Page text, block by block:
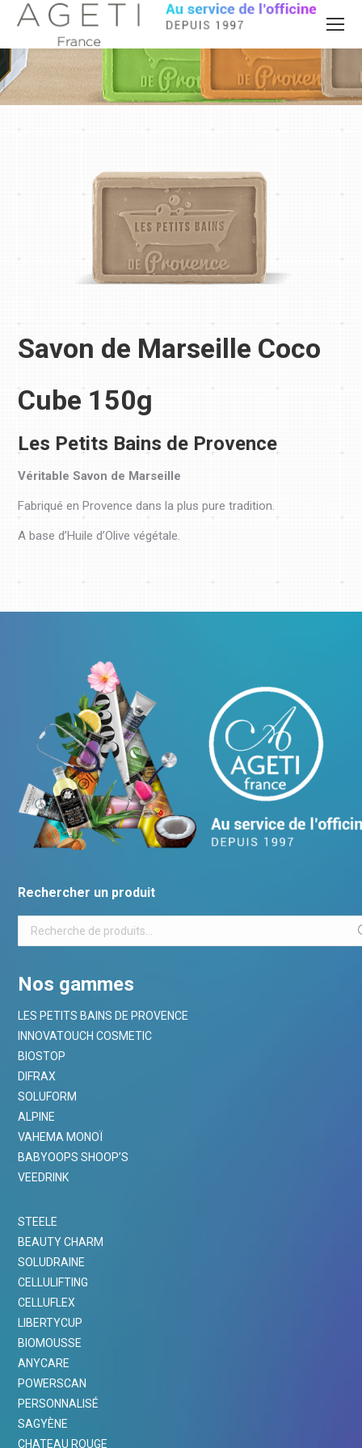
Savon de Marseille Coco
Cube 150g
Les Petits Bains de Provence
Véritable Savon de Marseille
Fabriqué en Provence dans la plus pure tradition.
A base d’Huile d’Olive végétale.
Rechercher un produit
Nos gammes
LES PETITS BAINS DE PROVENCE
INNOVATOUCH COSMETIC
BIOSTOP
DIFRAX
SOLUFORM
ALPINE
VAHEMA MONOÏ
BABYOOPS SHOOP’S
VEEDRINK
STEELE
BEAUTY CHARM
SOLUDRAINE
CELLULIFTING
CELLUFLEX
LIBERTYCUP
BIOMOUSSE
ANYCARE
POWERSCAN
PERSONNALISÉ
SAGYÈNE
CHATEAU ROUGE